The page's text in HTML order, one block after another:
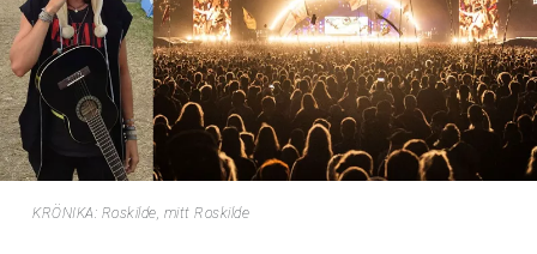
KRÖNIKA: Roskilde, mitt Roskilde